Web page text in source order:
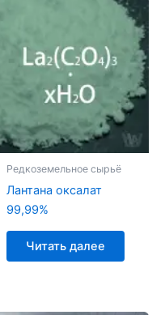
Редкоземельное сырьё
Лантана оксалат
99,99%
Читать далее